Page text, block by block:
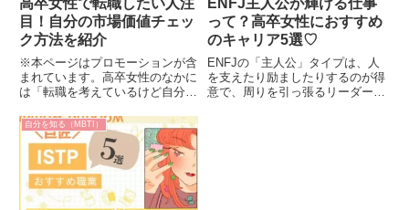
高卒女性で転職したい人注
目！自分の市場価値チェッ
ク方法を紹介
※本ページはプロモーションが含
まれています。高卒女性のなかに
は「転職を考えているけど自分の
う」「市場価値を知っておくのっ
て重要なのかな」と悩んでいる方
は多いでしょう。転職を考える際
に、自分の市場価値を理解する
こ...
ENFJ主人公が輝ける仕事
って？高卒女性におすすめ
のキャリア5選♡
ENFJの「主人公」タイプは、人
を支えたり励ましたりするのが得
意で、周りを引っ張るリーダーシ
自分を知る（MBTI）